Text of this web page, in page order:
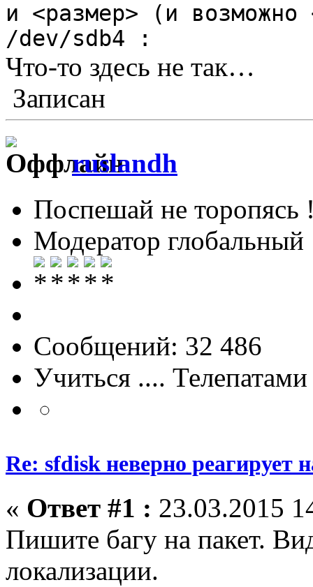
и <размер> (и возможно
/dev/sdb4 :
Что-то здесь не так…
Записан
ruslandh
Поспешай не торопясь
Модератор глобальный
Сообщений: 32 486
Учиться ....
Re: sfdisk неверно реагирует
« Ответ #1 : 23.03.2015
Пишите багу на пакет.
локализации.